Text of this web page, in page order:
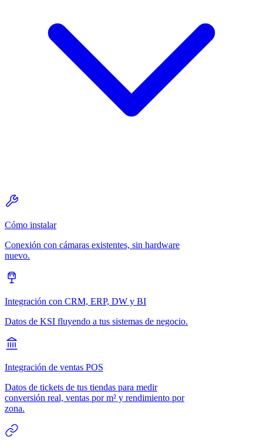
Cómo instalar
Conexión con cámaras existentes, sin hardware
nuevo.
Integración con CRM, ERP, DW y BI
Datos de KSI fluyendo a tus sistemas de negocio.
Integración de ventas POS
Datos de tickets de tus tiendas para medir
conversión real, ventas por m² y rendimiento por
zona.